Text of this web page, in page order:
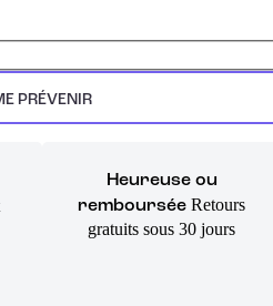
PRÉVENIR
Heureuse ou
remboursée Retours
gratuits sous 30 jours